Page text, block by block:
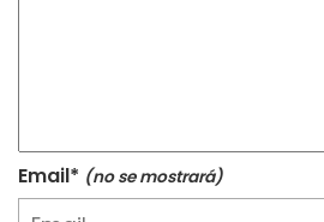
Email* (no se mostrará)